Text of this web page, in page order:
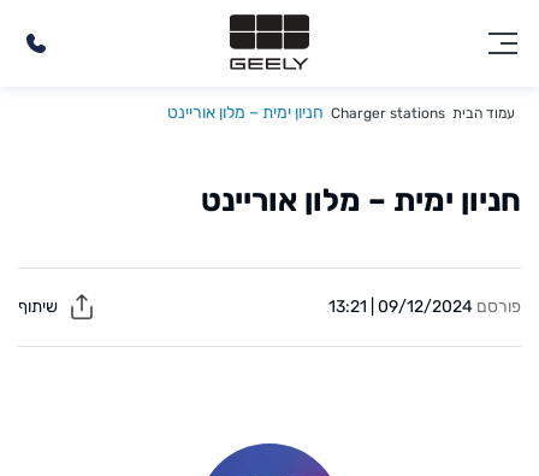
עמוד הבית Charger stations חניון ימית – מלון אוריינט
חניון ימית – מלון אוריינט
פורסם 09/12/2024 | 13:21